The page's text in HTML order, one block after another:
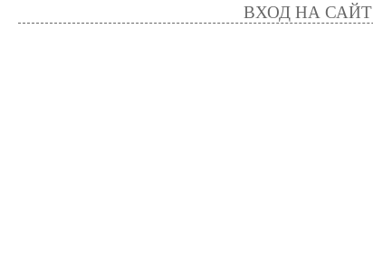
ВХОД НА САЙТ